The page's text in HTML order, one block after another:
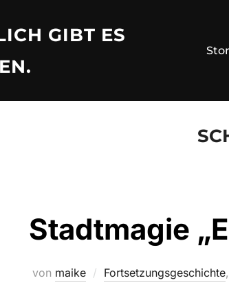
GIBT ES
Stadtmagie
von maike Fortsetzungsgeschichte,